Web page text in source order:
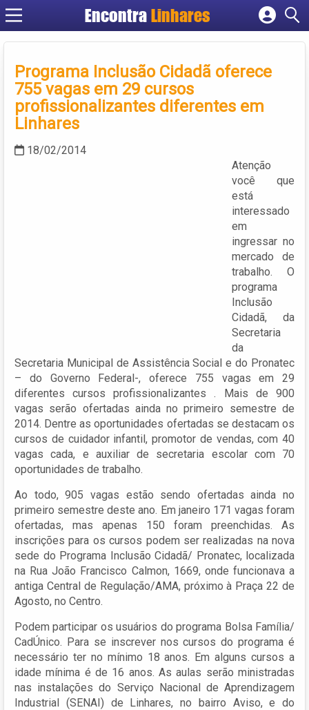
EncontraLinhares
Cadastrar empresa
Criar conta
Programa Inclusão Cidadã oferece
755 vagas em 29 cursos
profissionalizantes diferentes em
Linhares
18/02/2014
Atenção
você que
está
interessado
em
ingressar no
mercado de
trabalho. O
programa
Inclusão
Cidadã, da
Secretaria
da
Secretaria Municipal de Assistência Social e do Pronatec
– do Governo Federal-, oferece 755 vagas em 29
diferentes cursos profissionalizantes . Mais de 900
vagas serão ofertadas ainda no primeiro semestre de
2014. Dentre as oportunidades ofertadas se destacam os
cursos de cuidador infantil, promotor de vendas, com 40
vagas cada, e auxiliar de secretaria escolar com 70
oportunidades de trabalho.
Ao todo, 905 vagas estão sendo ofertadas ainda no
primeiro semestre deste ano. Em janeiro 171 vagas foram
ofertadas, mas apenas 150 foram preenchidas. As
inscrições para os cursos podem ser realizadas na nova
sede do Programa Inclusão Cidadã/ Pronatec, localizada
na Rua João Francisco Calmon, 1669, onde funcionava a
antiga Central de Regulação/AMA, próximo à Praça 22 de
Agosto, no Centro.
Podem participar os usuários do programa Bolsa Família/
CadÚnico. Para se inscrever nos cursos do programa é
necessário ter no mínimo 18 anos. Em alguns cursos a
idade mínima é de 16 anos. As aulas serão ministradas
nas instalações do Serviço Nacional de Aprendizagem
Industrial (SENAI) de Linhares, no bairro Aviso, e do